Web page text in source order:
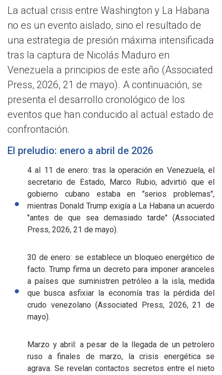
La actual crisis entre Washington y La Habana
no es un evento aislado, sino el resultado de
una estrategia de presión máxima intensificada
tras la captura de Nicolás Maduro en
Venezuela a principios de este año (Associated
Press, 2026, 21 de mayo). A continuación, se
presenta el desarrollo cronológico de los
eventos que han conducido al actual estado de
confrontación.
El preludio: enero a abril de 2026
4 al 11 de enero: tras la operación en Venezuela, el
secretario de Estado, Marco Rubio, advirtió que el
gobierno cubano estaba en "serios problemas",
mientras Donald Trump exigía a La Habana un acuerdo
"antes de que sea demasiado tarde" (Associated
Press, 2026, 21 de mayo).
30 de enero: se establece un bloqueo energético de
facto. Trump firma un decreto para imponer aranceles
a países que suministren petróleo a la isla, medida
que busca asfixiar la economía tras la pérdida del
crudo venezolano (Associated Press, 2026, 21 de
mayo).
Marzo y abril: a pesar de la llegada de un petrolero
ruso a finales de marzo, la crisis energética se
agrava. Se revelan contactos secretos entre el nieto